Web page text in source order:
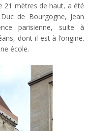
21 mètres de haut, a été
de Bourgogne, Jean
parisienne, suite à
dont il est à l’origine.
école.